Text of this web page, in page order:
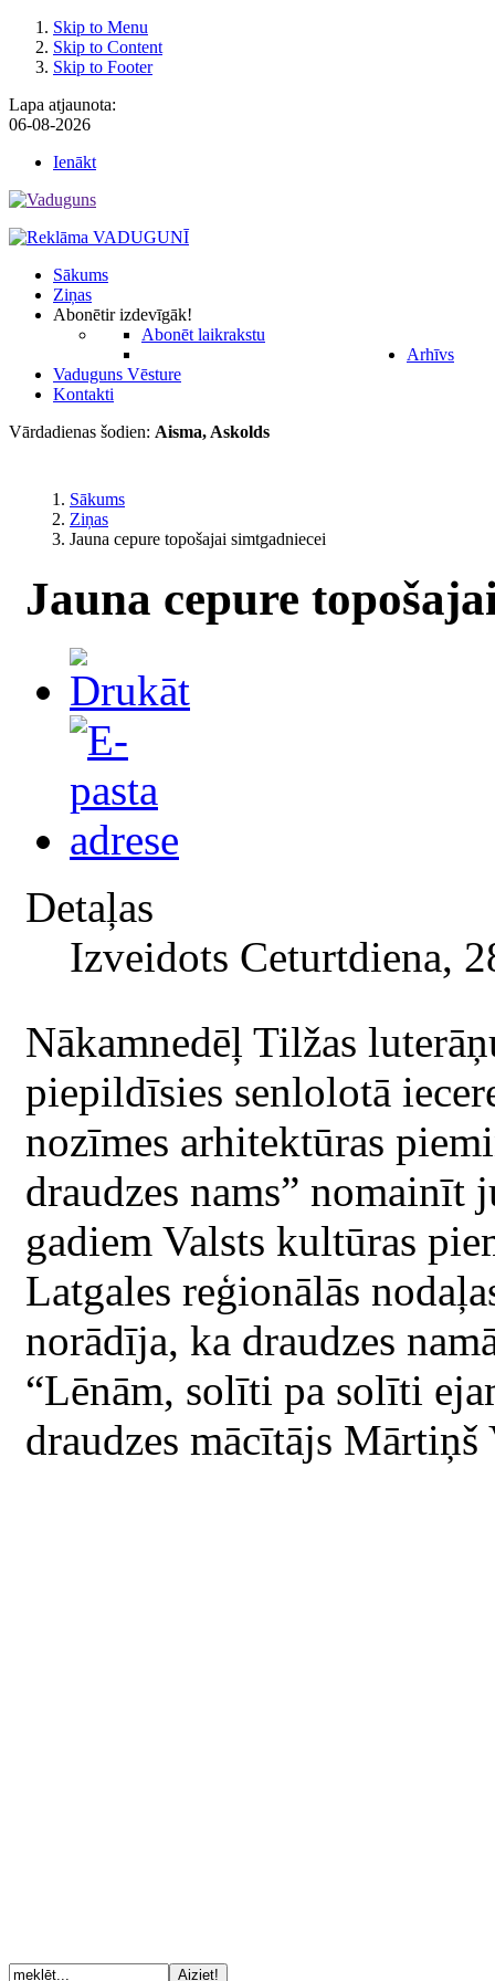
Skip to Menu
Skip to Content
Skip to Footer
Lapa atjaunota:
06-08-2026
Ienākt
Sākums
Ziņas
Abonētir izdevīgāk!
Abonēt laikrakstu
Arhīvs
Vaduguns Vēsture
Kontakti
Vārdadienas šodien: Aisma, Askolds
Sākums
Ziņas
Jauna cepure topošajai simtgadniecei
Jauna cepure
Detaļas
Izveidots Ceturtdiena,
Nākamnedēļ Tilžas
piepildīsies senlolotā
nozīmes arhitektūras
draudzes nams”
gadiem Valsts kultūras
Latgales reģionālās
norādīja, ka draudzes
“Lēnām, solīti pa solīti
draudzes mācītājs